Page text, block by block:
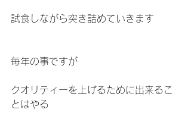
試食しながら突き詰めていきます
毎年の事ですが
クオリティーを上げるために出来るこ
とはやる